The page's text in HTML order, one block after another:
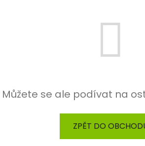
Můžete se ale podívat na
ZPĚT DO